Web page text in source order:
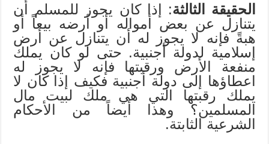
الحقيقة الثالثة: إذا كان يجوز للمسلم أن
يتنازل عن بعض أمواله أو أرضه بيعاً أو
هبةً فإنه لا يجوز له أن يتنازل عن أرض
إسلامية لدولة أجنبية. حتى لو كان يملك
منفعة الأرض ورقبتها فإنه لا يجوز له
اعطاؤها إلى دولة أجنبية فكيف إذا كان لا
يملك رقبتها التي هي ملك لبيت مال
المسلمين؟ وهذا أيضاً من الأحكام
الشرعية الثابتة.